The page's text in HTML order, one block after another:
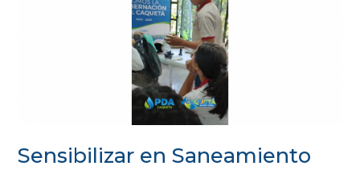
Sensibilizar en Saneamiento